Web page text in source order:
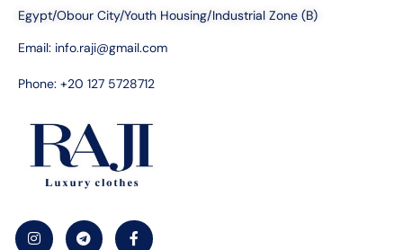
Egypt/Obour City/Youth Housing/Industrial Zone (B)
Email: info.raji@gmail.com
Phone: +20 127 5728712